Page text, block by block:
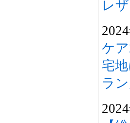
レ
ケ
宅
ラ